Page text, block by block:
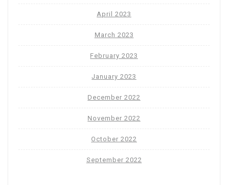
April 2023
March 2023
February 2023
January 2023
December 2022
November 2022
October 2022
September 2022